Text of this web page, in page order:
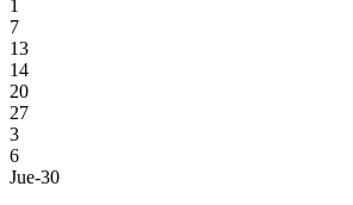
1
7
13
14
20
27
3
6
Jue-30